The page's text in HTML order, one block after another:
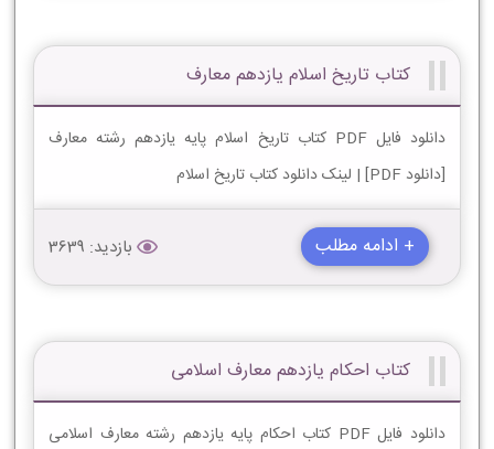
کتاب تاریخ اسلام یازدهم معارف
دانلود فایل PDF کتاب تاریخ اسلام پایه یازدهم رشته معارف
[دانلود PDF] | لینک دانلود کتاب تاریخ اسلام
+ ادامه مطلب بازدید: 3639
کتاب احکام یازدهم معارف اسلامی
دانلود فایل PDF کتاب احکام پایه یازدهم رشته معارف اسلامی